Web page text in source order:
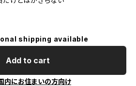
shipping available
Add to cart
内にお住まいの方向け